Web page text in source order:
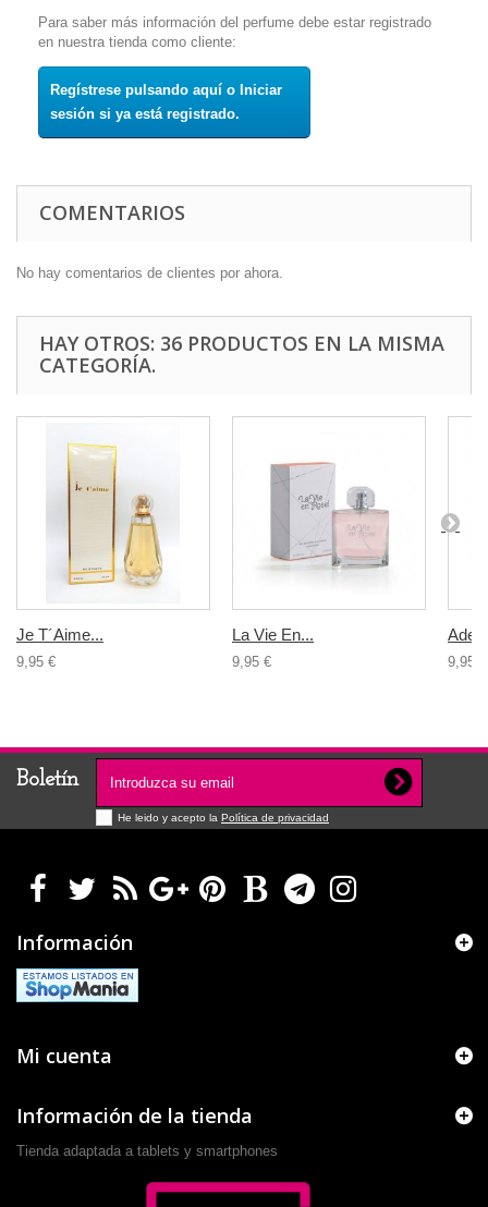
Para saber más información del perfume debe estar registrado
en nuestra tienda como cliente:
Regístrese pulsando aquí o Iniciar
sesión si ya está registrado.
COMENTARIOS
No hay comentarios de clientes por ahora.
HAY OTROS: 36 PRODUCTOS EN LA MISMA
CATEGORÍA.
Je T´Aime...
9,95 €
La Vie En...
9,95 € 9,95 €
Boletín
He leido y acepto la Política de privacidad
Información
Mi cuenta
Información de la tienda
Tienda adaptada a tablets y smartphones